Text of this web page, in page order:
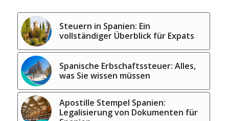
Steuern in Spanien: Ein
vollständiger Überblick für Expats
Spanische Erbschaftssteuer: Alles,
was Sie wissen müssen
Apostille Stempel Spanien:
Legalisierung von Dokumenten für